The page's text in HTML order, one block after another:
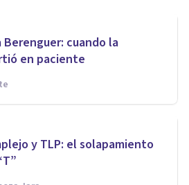
cuando la
en paciente
y TLP: el solapamiento